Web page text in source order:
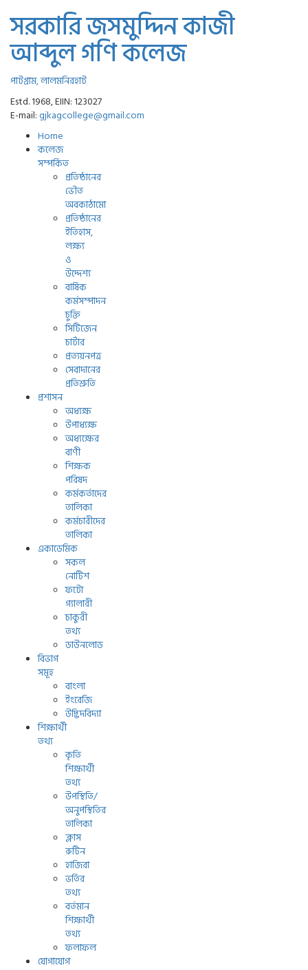
সরকারি জসমুদ্দিন কাজী
আব্দুল গণি কলেজ
পাটগ্রাম, লালমনিরহাট
Estd. 1968, EIIN: 123027
E-mail:gjkagcollege@gmail.com
Home
কলেজ
সম্পর্কিত
প্রতিষ্ঠানের
ভৌত
অবকাঠামো
প্রতিষ্ঠানের
ইতিহাস,
লক্ষ্য
ও
উদ্দেশ্য
বার্ষিক
কর্মসম্পাদন
চুক্তি
সিটিজেন
চার্টার
প্রত্যয়নপত্র
সেবাদানের
প্রতিশ্রুতি
প্রশাসন
অধ্যক্ষ
উপাধ্যক্ষ
অধ্যক্ষের
বাণী
শিক্ষক
পরিষদ
কর্মকর্তাদের
তালিকা
কর্মচারীদের
তালিকা
একাডেমিক
সকল
নোটিশ
ফটো
গ্যালারী
চাকুরী
তথ্য
ডাউনলোড
বিভাগ
সমূহ
বাংলা
ইংরেজি
উদ্ভিদবিদ্যা
শিক্ষার্থী
তথ্য
কৃতি
শিক্ষার্থী
তথ্য
উপস্থিতি/
অনুপস্থিতির
তালিকা
ক্লাস
রুটিন
হাজিরা
ভর্তির
তথ্য
বর্তমান
শিক্ষার্থী
তথ্য
ফলাফল
যোগাযোগ